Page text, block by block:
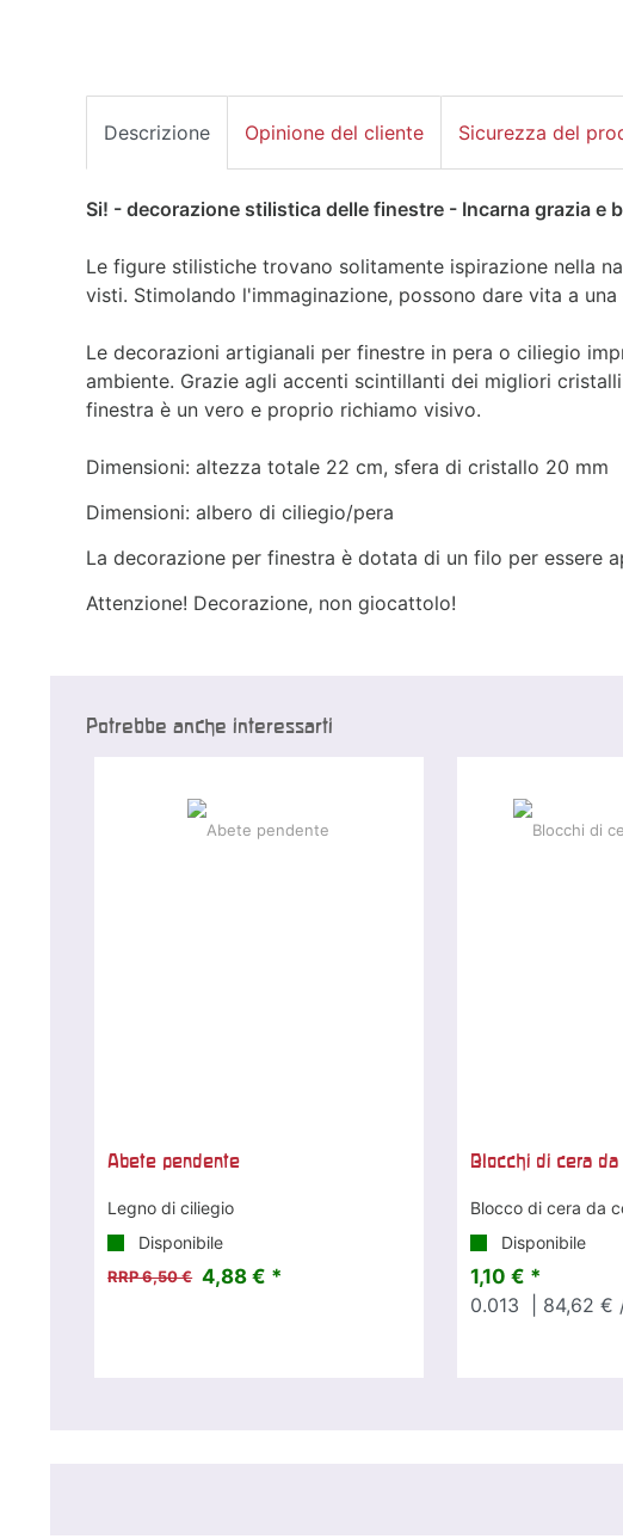
Descrizione Opinione del cliente Sicurezza del
Si! - decorazione stilistica delle finestre - Incarna grazia e
Le figure stilistiche trovano solitamente ispirazione nella
visti. Stimolando l'immaginazione, possono dare vita a
Le decorazioni artigianali per finestre in pera o ciliegio
ambiente. Grazie agli accenti scintillanti dei migliori
finestra è un vero e proprio richiamo visivo.
Dimensioni: altezza totale 22 cm, sfera di cristallo 20 mm
Dimensioni: albero di ciliegio/pera
La decorazione per finestra è dotata di un filo per essere
Attenzione! Decorazione, non giocattolo!
Potrebbe anche interessarti
Abete pendente
Legno di ciliegio
Disponibile
RRP 6,50 € 4,88 € *
Blocchi di cera da
Blocco di cera da
Disponibile
1,10 € *
0.013
| 84,62 €